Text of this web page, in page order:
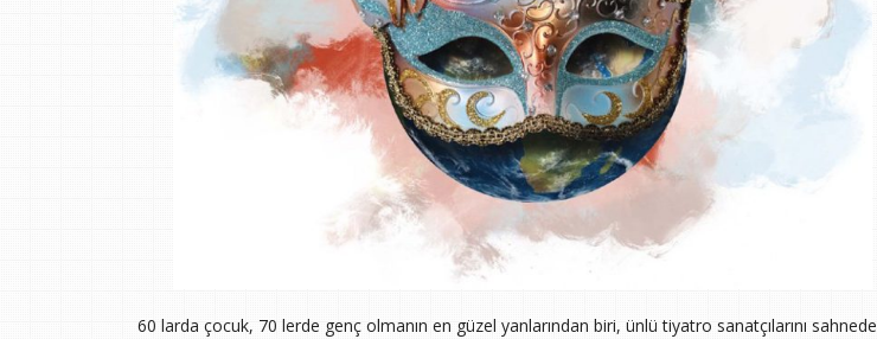
60 larda çocuk, 70 lerde genç olmanın en güzel yanlarından biri, ünlü tiyatro sanatçılarını sahnede